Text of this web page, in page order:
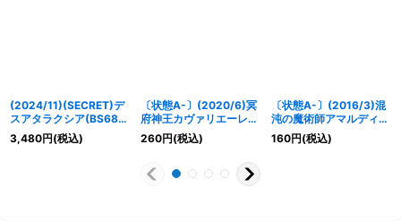
(2024/11)(SECRET)デ
スアタラクシア(BS68収
録)【R-SEC】{BS54-
070}《紫》
3,480円(税込)
〔状態A-〕(2020/6)冥
府神王カヴァリエーレ・
バッカス【X】{BS51-
X02}《紫》
260円(税込)
〔状態A-〕(2016/3)混
沌の魔術師アマルディ
【R】{BS35-015}
《紫》
160円(税込)